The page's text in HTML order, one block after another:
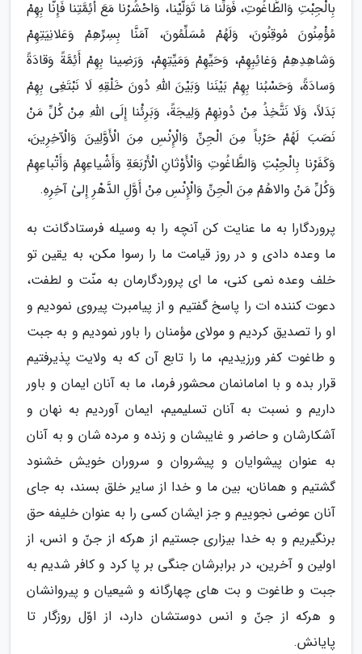
بِالْجِبْتِ وَالطَّاغُوتِ، فَوَلِّنا مَا تَوَلَّیْنا، وَاحْشُرْنا مَعَ أَئِمَّتِنا فَإِنَّا بِهِمْ
مُؤْمِنُونَ مُوقِنُونَ، وَلَهُمْ مُسَلِّمُونَ، آمَنَّا بِسِرِّهِمْ وَعَلانِیَتِهِمْ
وَشاهِدِهِمْ وَغائِبِهِمْ، وَحَیِّهِمْ وَمَیِّتِهِمْ، وَرَضِینا بِهِمْ أَئِمَّةً وَقادَةً
وَسادَةً، وَحَسْبُنا بِهِمْ بَیْنَنا وَبَیْنَ اللّٰهِ دُونَ خَلْقِهِ لَا نَبْتَغِى بِهِمْ
بَدَلاً، وَلَا نَتَّخِذُ مِنْ دُونِهِمْ وَلِیجَةً، وَبَرِئْنا إِلَى اللّٰهِ مِنْ کُلِّ مَنْ
نَصَبَ لَهُمْ حَرْباً مِنَ الْجِنِّ وَالْإِنْسِ مِنَ الْأَوَّلِینَ وَالْآخِرِینَ،
وَکَفَرْنا بِالْجِبْتِ وَالطَّاغُوتِ وَالْأَوْثانِ الْأَرْبَعَةِ وَأَشْیاعِهِمْ وَأَتْباعِهِمْ
وَکُلِّ مَنْ والاهُمْ مِنَ الْجِنِّ وَالْإِنْسِ مِنْ أَوَّلِ الدَّهْرِ إِلىٰ آخِرِهِ.
پروردگارا به ما عنایت کن آنچه را به وسیله فرستادگانت به
ما وعده دادی و در روز قیامت ما را رسوا مکن، به یقین تو
خلف وعده نمی کنی، ما ای پروردگارمان به منّت و لطفت،
دعوت کننده ات را پاسخ گفتیم و از پیامبرت پیروی نمودیم و
او را تصدیق کردیم و مولای مؤمنان را باور نمودیم و به جبت
و طاغوت کفر ورزیدیم، ما را تابع آن که به ولایت پذیرفتیم
قرار بده و با امامانمان محشور فرما، ما به آنان ایمان و باور
داریم و نسبت به آنان تسلیمیم، ایمان آوردیم به نهان و
آشکارشان و حاضر و غایبشان و زنده و مرده شان و به آنان
به عنوان پیشوایان و پیشروان و سروران خویش خشنود
گشتیم و همانان، بین ما و خدا از سایر خلق بسند، به جای
آنان عوضی نجوییم و جز ایشان کسی را به عنوان خلیفه حق
برنگیریم و به خدا بیزاری جستیم از هرکه از جنّ و انس، از
اولین و آخرین، در برابرشان جنگی بر پا کرد و کافر شدیم به
جبت و طاغوت و بت های چهارگانه و شیعیان و پیروانشان
و هرکه از جنّ و انس دوستشان دارد، از اوّل روزگار تا
پایانش.